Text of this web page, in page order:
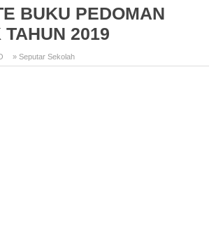
BUKU PEDOMAN
2019
» Seputar Sekolah